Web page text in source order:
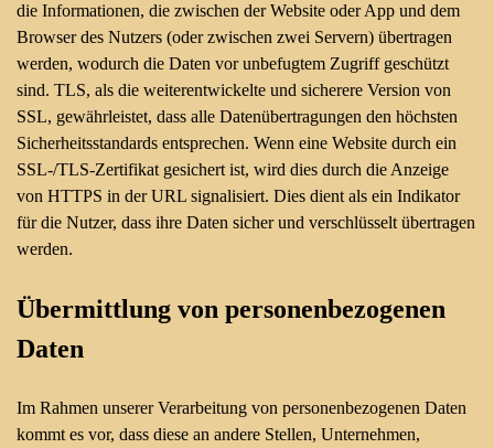
die Informationen, die zwischen der Website oder App und dem
Browser des Nutzers (oder zwischen zwei Servern) übertragen
werden, wodurch die Daten vor unbefugtem Zugriff geschützt
sind. TLS, als die weiterentwickelte und sicherere Version von
SSL, gewährleistet, dass alle Datenübertragungen den höchsten
Sicherheitsstandards entsprechen. Wenn eine Website durch ein
SSL-/TLS-Zertifikat gesichert ist, wird dies durch die Anzeige
von HTTPS in der URL signalisiert. Dies dient als ein Indikator
für die Nutzer, dass ihre Daten sicher und verschlüsselt übertragen
werden.
Übermittlung von personenbezogenen
Daten
Im Rahmen unserer Verarbeitung von personenbezogenen Daten
kommt es vor, dass diese an andere Stellen, Unternehmen,